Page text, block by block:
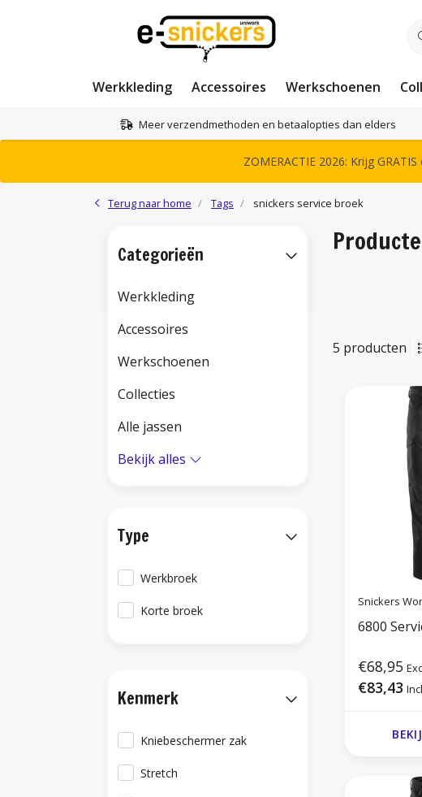
Werkkleding Accessoires Werkschoenen
Meer verzendmethoden en betaalopties dan elders
ZOMERACTIE 2026: Krijg
Terug naar home Tags snickers service broek
5 producten
Snickers
6800
€68,95
€83,43
Categorieën
Werkkleding
Accessoires
Werkschoenen
Collecties
Alle jassen
Bekijk alles
Type
Werkbroek
Korte broek
Kenmerk
Kniebeschermer zak
Stretch